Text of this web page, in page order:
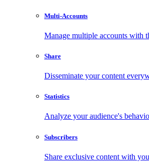
Multi-Accounts
Manage multiple accounts with
Share
Disseminate your content
Statistics
Analyze your audience's
Subscribers
Share exclusive content with